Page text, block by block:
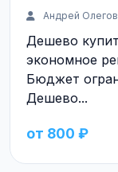
Андрей
Дешево
экономное
Бюджет
Дешево...
от 800 ₽